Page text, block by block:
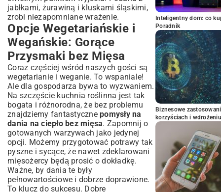
jabłkami, żurawiną i kluskami śląskimi,
zrobi niezapomniane wrażenie.
Opcje Wegetariańskie i
Wegańskie: Gorące
Przysmaki bez Mięsa
Coraz częściej wśród naszych gości są
wegetarianie i weganie. To wspaniale!
Ale dla gospodarza bywa to wyzwaniem.
Na szczęście kuchnia roślinna jest tak
bogata i różnorodna, że bez problemu
znajdziemy fantastyczne pomysły na
dania na ciepło bez mięsa. Zapomnij o
gotowanych warzywach jako jedynej
opcji. Możemy przygotować potrawy tak
pyszne i sycące, że nawet zdeklarowani
mięsożercy będą prosić o dokładkę.
Ważne, by dania te były
pełnowartościowe i dobrze doprawione.
To klucz do sukcesu. Dobre
Inteligentny dom: co
Poradnik
Biznesowe
korzyściach i wdrożeniu